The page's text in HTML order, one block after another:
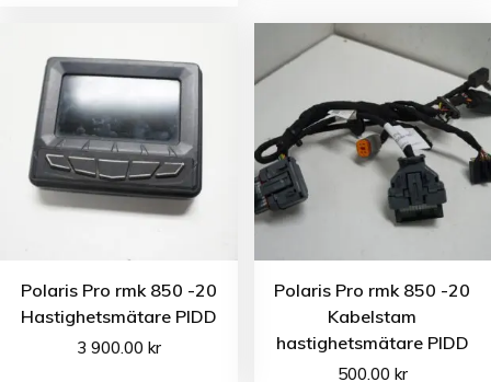
Polaris Pro rmk 850 -20
Hastighetsmätare PIDD
3 900.00 kr
Polaris Pro rmk 850 -20
Kabelstam
hastighetsmätare PIDD
500.00 kr